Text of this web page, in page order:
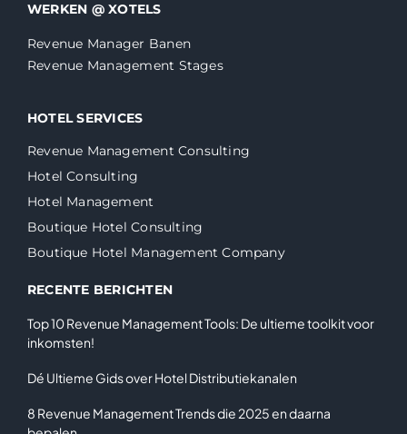
WERKEN @ XOTELS
Revenue Manager Banen
Revenue Management Stages
HOTEL SERVICES
Revenue Management Consulting
Hotel Consulting
Hotel Management
Boutique Hotel Consulting
Boutique Hotel Management Company
RECENTE BERICHTEN
Top 10 Revenue Management Tools: De ultieme toolkit voor
inkomsten!
Dé Ultieme Gids over Hotel Distributiekanalen
8 Revenue Management Trends die 2025 en daarna